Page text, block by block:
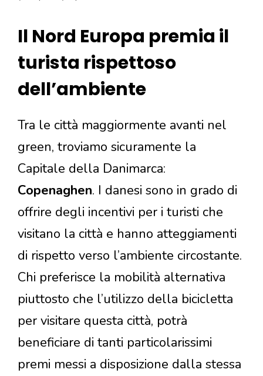
Il Nord Europa premia il
turista rispettoso
dell’ambiente
Tra le città maggiormente avanti nel
green, troviamo sicuramente la
Capitale della Danimarca:
Copenaghen. I danesi sono in grado di
offrire degli incentivi per i turisti che
visitano la città e hanno atteggiamenti
di rispetto verso l’ambiente circostante.
Chi preferisce la mobilità alternativa
piuttosto che l’utilizzo della bicicletta
per visitare questa città, potrà
beneficiare di tanti particolarissimi
premi messi a disposizione dalla stessa